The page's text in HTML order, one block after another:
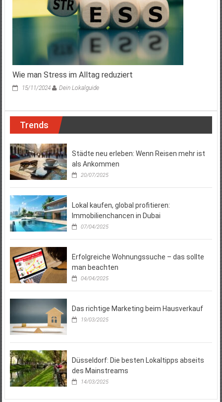
Wie man Stress im Alltag reduziert
15/11/2024 Dein Lokalguide
Trends
Städte neu erleben: Wenn Reisen mehr ist
als Ankommen
20/07/2025
Lokal kaufen, global profitieren:
Immobilienchancen in Dubai
07/04/2025
Erfolgreiche Wohnungssuche – das sollte
man beachten
04/04/2025
Das richtige Marketing beim Hausverkauf
19/03/2025
Düsseldorf: Die besten Lokaltipps abseits
des Mainstreams
14/03/2025